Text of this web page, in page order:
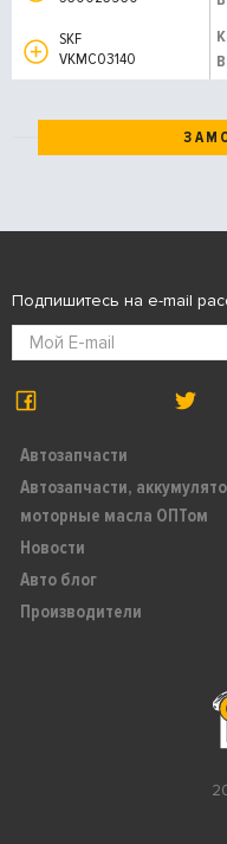
SKF
VKMC03140
Автозапчасти
Автозапчасти,
моторные масла ОПТом
Новости
Авто блог
Производители
Подпишитесь на e-mail